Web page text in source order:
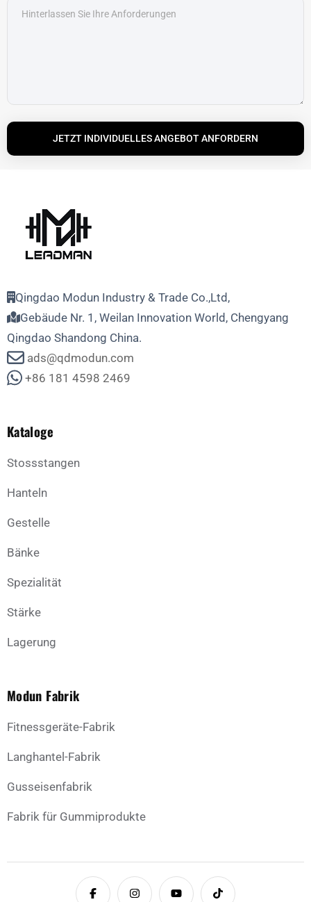
JETZT INDIVIDUELLES ANGEBOT ANFORDERN
Qingdao Modun Industry & Trade Co.,Ltd,
Gebäude Nr. 1, Weilan Innovation World, Chengyang
Qingdao Shandong China.
ads@qdmodun.com
+86 181 4598 2469
Kataloge
Stossstangen
Hanteln
Gestelle
Bänke
Spezialität
Stärke
Lagerung
Modun Fabrik
Fitnessgeräte-Fabrik
Langhantel-Fabrik
Gusseisenfabrik
Fabrik für Gummiprodukte